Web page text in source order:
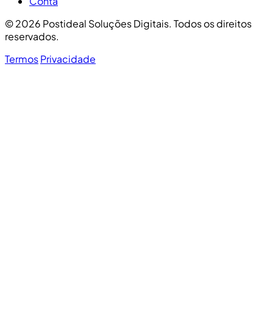
© 2026 Postideal Soluções Digitais. Todos os direitos
reservados.
TermosPrivacidade